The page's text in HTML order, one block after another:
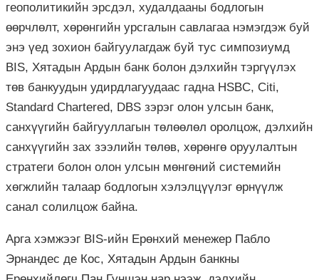
геополитикийн эрсдэл, худалдааны бодлогын
өөрчлөлт, хөрөнгийн урсгалын савлагаа нэмэгдэж буй
энэ үед зохион байгуулагдаж буй тус симпозиумд
BIS, Хятадын Ардын банк болон дэлхийн тэргүүлэх
төв банкуудын удирдлагуудаас гадна HSBC, Citi,
Standard Chartered, DBS зэрэг олон улсын банк,
санхүүгийн байгууллагын төлөөлөл оролцож, дэлхийн
санхүүгийн зах зээлийн төлөв, хөрөнгө оруулалтын
стратеги болон олон улсын мөнгөний системийн
хөгжлийн талаар бодлогын хэлэлцүүлэг өрнүүлж
санал солилцож байна.
Арга хэмжээг BIS-ийн Ерөнхий менежер Пабло
Эрнандес де Кос, Хятадын Ардын банкны